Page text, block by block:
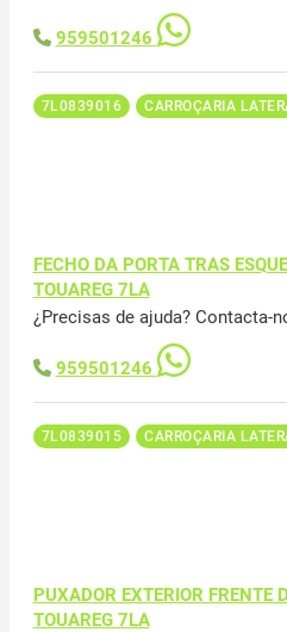
959501246
7L0839016 CARROÇARIA
FECHO DA PORTA TRAS
TOUAREG 7LA
¿Precisas de ajuda? Contacta-
959501246
7L0839015 CARROÇARIA
PUXADOR EXTERIOR FRENTE
TOUAREG 7LA